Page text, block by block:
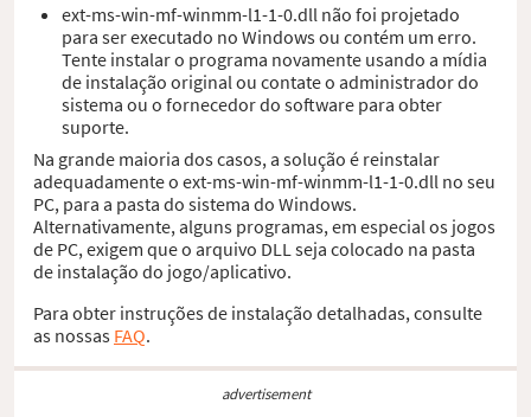
ext-ms-win-mf-winmm-l1-1-0.dll não foi projetado
para ser executado no Windows ou contém um erro.
Tente instalar o programa novamente usando a mídia
de instalação original ou contate o administrador do
sistema ou o fornecedor do software para obter
suporte.
Na grande maioria dos casos, a solução é reinstalar
adequadamente o ext-ms-win-mf-winmm-l1-1-0.dll no seu
PC, para a pasta do sistema do Windows.
Alternativamente, alguns programas, em especial os jogos
de PC, exigem que o arquivo DLL seja colocado na pasta
de instalação do jogo/aplicativo.
Para obter instruções de instalação detalhadas, consulte
as nossas FAQ.
advertisement